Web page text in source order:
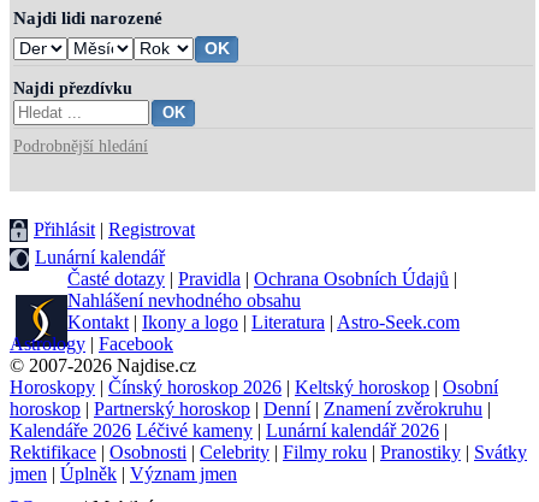
Najdi lidi narozené
Najdi přezdívku
Podrobnější hledání
Přihlásit | Registrovat
Lunární kalendář
Časté dotazy | Pravidla | Ochrana Osobních Údajů |
Nahlášení nevhodného obsahu
Kontakt | Ikony a logo | Literatura | Astro-Seek.com
Astrology | Facebook
© 2007-2026 Najdise.cz
Horoskopy | Čínský horoskop 2026 | Keltský horoskop | Osobní
horoskop | Partnerský horoskop | Denní| Znamení zvěrokruhu |
Kalendáře 2026 Léčivé kameny | Lunární kalendář 2026 |
Rektifikace | Osobnosti | Celebrity | Filmy roku | Pranostiky | Svátky
jmen | Úplněk | Význam jmen